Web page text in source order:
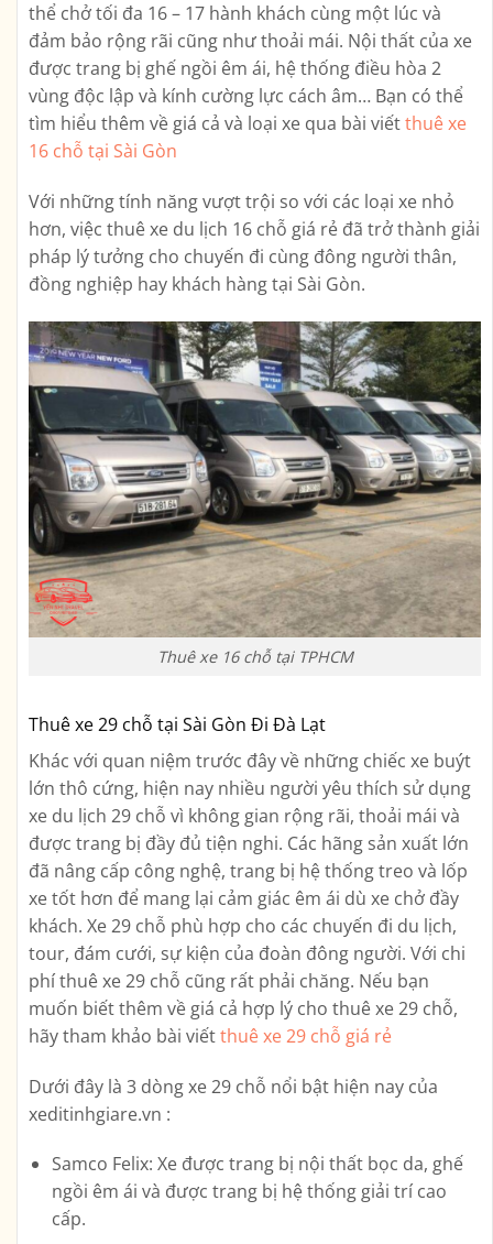
thể chở tối đa 16 – 17 hành khách cùng một lúc và
đảm bảo rộng rãi cũng như thoải mái. Nội thất của xe
được trang bị ghế ngồi êm ái, hệ thống điều hòa 2
vùng độc lập và kính cường lực cách âm… Bạn có thể
tìm hiểu thêm về giá cả và loại xe qua bài viếtthuê xe
16 chỗ tại Sài Gòn
Với những tính năng vượt trội so với các loại xe nhỏ
hơn, việc thuê xe du lịch 16 chỗ giá rẻ đã trở thành giải
pháp lý tưởng cho chuyến đi cùng đông người thân,
đồng nghiệp hay khách hàng tại Sài Gòn.
Thuê xe 16 chỗ tại TPHCM
Thuê xe 29 chỗ tại Sài Gòn Đi Đà Lạt
Khác với quan niệm trước đây về những chiếc xe buýt
lớn thô cứng, hiện nay nhiều người yêu thích sử dụng
xe du lịch 29 chỗ vì không gian rộng rãi, thoải mái và
được trang bị đầy đủ tiện nghi. Các hãng sản xuất lớn
đã nâng cấp công nghệ, trang bị hệ thống treo và lốp
xe tốt hơn để mang lại cảm giác êm ái dù xe chở đầy
khách. Xe 29 chỗ phù hợp cho các chuyến đi du lịch,
tour, đám cưới, sự kiện của đoàn đông người. Với chi
phí thuê xe 29 chỗ cũng rất phải chăng. Nếu bạn
muốn biết thêm về giá cả hợp lý cho thuê xe 29 chỗ,
hãy tham khảo bài viếtthuê xe 29 chỗ giá rẻ
Dưới đây là 3 dòng xe 29 chỗ nổi bật hiện nay của
xeditinhgiare.vn :
Samco Felix: Xe được trang bị nội thất bọc da, ghế
ngồi êm ái và được trang bị hệ thống giải trí cao
cấp.